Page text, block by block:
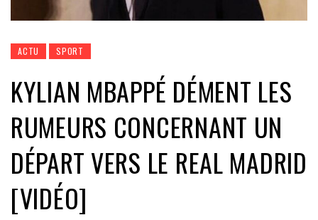
ACTU SPORT
KYLIAN MBAPPÉ DÉMENT LES
RUMEURS CONCERNANT UN
DÉPART VERS LE REAL MADRID
[VIDÉO]